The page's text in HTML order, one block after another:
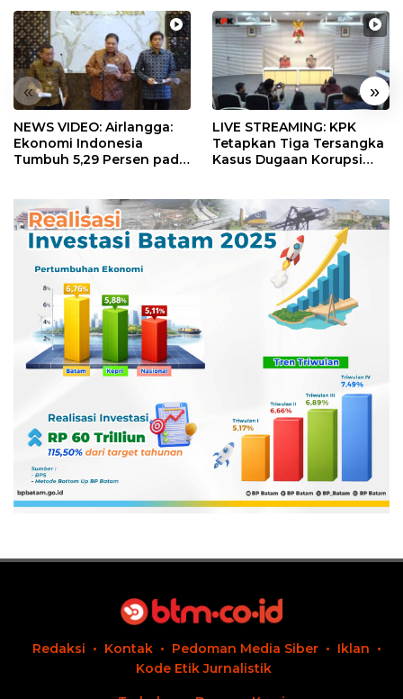
« »
NEWS VIDEO: Airlangga:
Ekonomi Indonesia
Tumbuh 5,29 Persen pada
LIVE STREAMING: KPK
Tetapkan Tiga Tersangka
Kasus Dugaan Korupsi
Redaksi Kontak Pedoman Media Siber
Iklan
Kode Etik Jurnalistik